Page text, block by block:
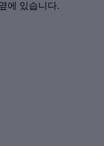
에 있습니다.